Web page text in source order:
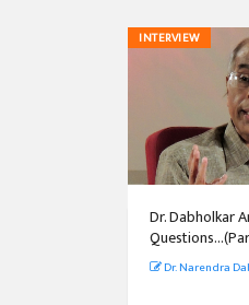
INTERVIEW
Dr. Dabholkar
Dr. Narendra